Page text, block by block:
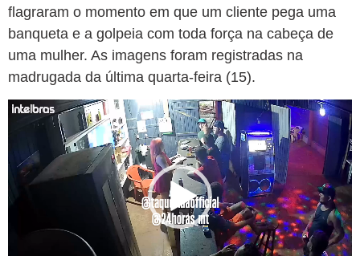
flagraram o momento em que um cliente pega uma
banqueta e a golpeia com toda força na cabeça de
uma mulher. As imagens foram registradas na
madrugada da última quarta-feira (15).
Tocador
vídeo